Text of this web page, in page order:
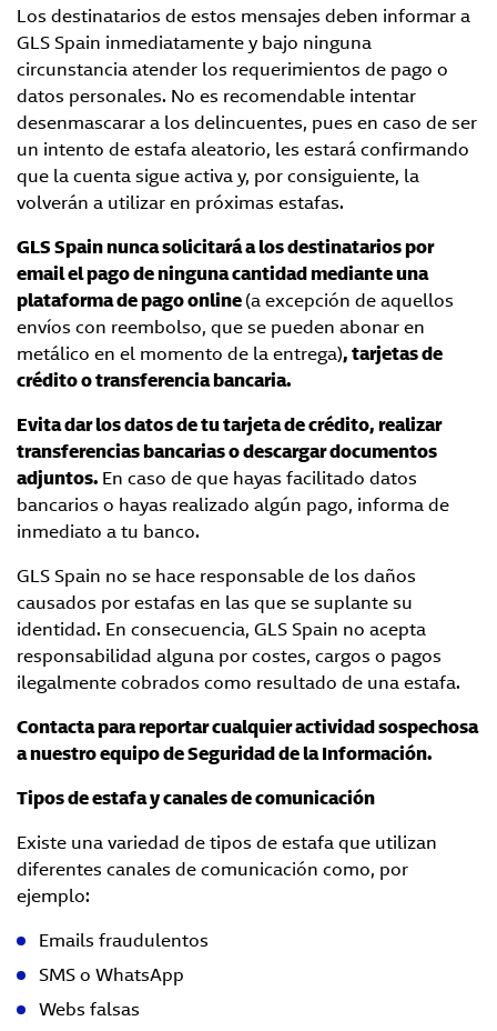
Los destinatarios de estos mensajes deben informar a
GLS Spain inmediatamente y bajo ninguna
circunstancia atender los requerimientos de pago o
datos personales. No es recomendable intentar
desenmascarar a los delincuentes, pues en caso de ser
un intento de estafa aleatorio, les estará confirmando
que la cuenta sigue activa y, por consiguiente, la
volverán a utilizar en próximas estafas.
GLS Spain nunca solicitará a los destinatarios por
email el pago de ninguna cantidad mediante una
plataforma de pago online(a excepción de aquellos
envíos con reembolso, que se pueden abonar en
metálico en el momento de la entrega), tarjetas de
crédito o transferencia bancaria.
Evita dar los datos de tu tarjeta de crédito, realizar
transferencias bancarias o descargar documentos
adjuntos. En caso de que hayas facilitado datos
bancarios o hayas realizado algún pago, informa de
inmediato a tu banco.
GLS Spain no se hace responsable de los daños
causados por estafas en las que se suplante su
identidad. En consecuencia, GLS Spain no acepta
responsabilidad alguna por costes, cargos o pagos
ilegalmente cobrados como resultado de una estafa.
Contacta para reportar cualquier actividad sospechosa
a nuestro equipo de Seguridad de la Información.
Tipos de estafa y canales de comunicación
Existe una variedad de tipos de estafa que utilizan
diferentes canales de comunicación como, por
ejemplo:
Emails fraudulentos
SMS o WhatsApp
Webs falsas